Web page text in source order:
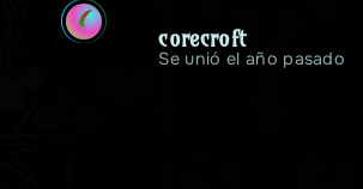
C
corecroft
Se unió el año pasado